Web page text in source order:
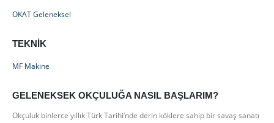
OKAT Geleneksel
TEKNIK
MF Makine
GELENEKSEK OKÇULUĞA NASIL BAŞLARIM?
Okçuluk binlerce yıllık Türk Tarihi’nde derin köklere sahip bir savaş sanatı